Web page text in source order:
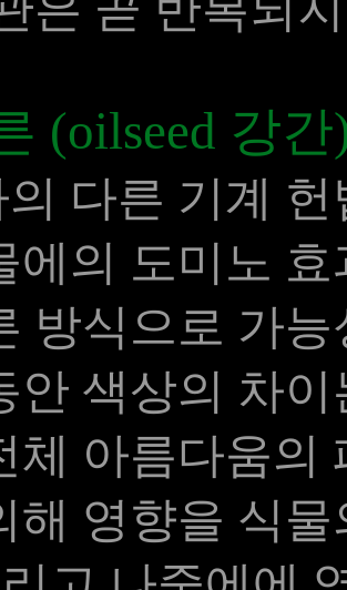
(oilseed 강
다른 기계
에의 도미노
방식으로 가
안 색상의 차
체 아름다움의
해 영향을 식